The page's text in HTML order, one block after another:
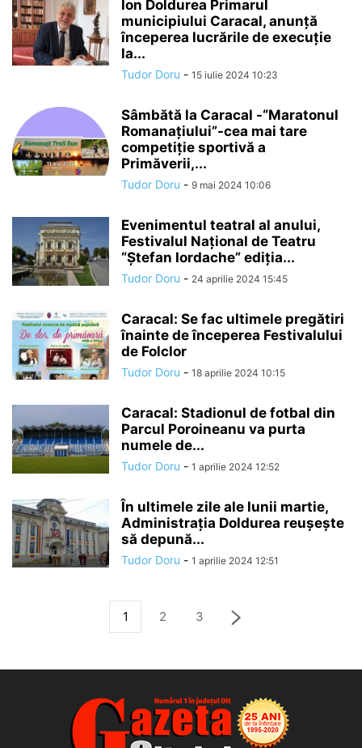
Ion Doldurea Primarul
municipiului Caracal, anunță
începerea lucrările de execuție
la...
Tudor Doru - 15 iulie 2024 10:23
Sâmbătă la Caracal -“Maratonul
Romanațiului”-cea mai tare
competiție sportivă a
Primăverii,...
Tudor Doru - 9 mai 2024 10:06
Evenimentul teatral al anului,
Festivalul Național de Teatru
“Ștefan Iordache” ediția...
Tudor Doru - 24 aprilie 2024 15:45
Caracal: Se fac ultimele pregătiri
înainte de începerea Festivalului
de Folclor
Tudor Doru - 18 aprilie 2024 10:15
Caracal: Stadionul de fotbal din
Parcul Poroineanu va purta
numele de...
Tudor Doru - 1 aprilie 2024 12:52
În ultimele zile ale lunii martie,
Administrația Doldurea reușește
să depună...
Tudor Doru - 1 aprilie 2024 12:51
1 2 3